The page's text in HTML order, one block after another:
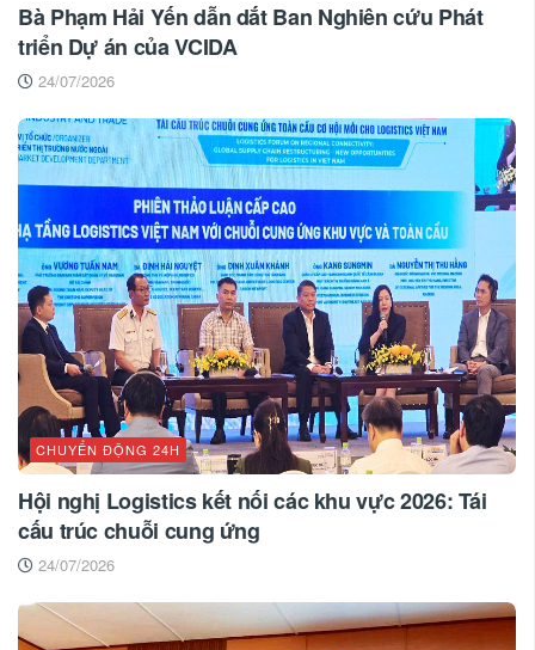
Bà Phạm Hải Yến dẫn dắt Ban Nghiên cứu Phát
triển Dự án của VCIDA
24/07/2026
CHUYỂN ĐỘNG 24H
Hội nghị Logistics kết nối các khu vực 2026: Tái
cấu trúc chuỗi cung ứng
24/07/2026